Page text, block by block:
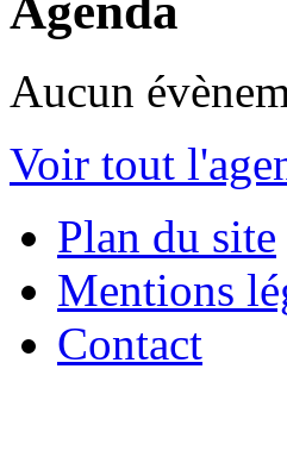
Aucun
Voir tout
Plan du site
Mentions
Contact